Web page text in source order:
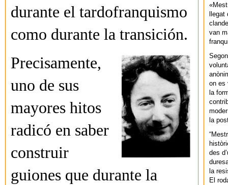
durante el tardofranquismo
como durante la transición.
Precisamente,
uno de sus
mayores hitos
radicó en saber
construir
guiones que durante la
van
on es
la
la
des
la
El